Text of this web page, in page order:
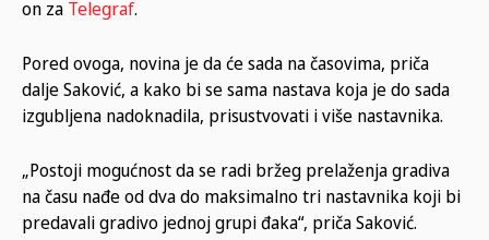
on za Telegraf.
Pored ovoga, novina je da će sada na časovima, priča
dalje Saković, a kako bi se sama nastava koja je do sada
izgubljena nadoknadila, prisustvovati i više nastavnika.
„Postoji mogućnost da se radi bržeg prelaženja gradiva
na času nađe od dva do maksimalno tri nastavnika koji bi
predavali gradivo jednoj grupi đaka“, priča Saković.